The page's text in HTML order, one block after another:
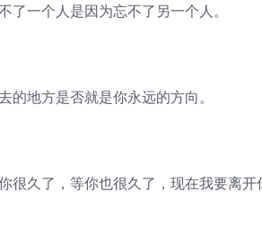
了一个人是因为忘不了另一个人。
的地方是否就是你永远的方向。
很久了，等你也很久了，现在我要离开